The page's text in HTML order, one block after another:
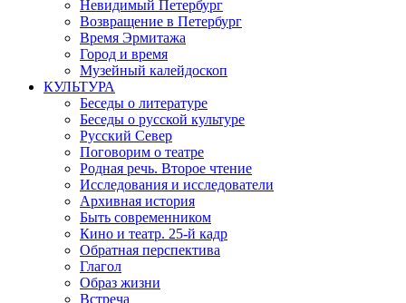
Невидимый Петербург
Возвращение в Петербург
Время Эрмитажа
Город и время
Музейный калейдоскоп
КУЛЬТУРА
Беседы о литературе
Беседы о русской культуре
Русский Север
Поговорим о театре
Родная речь. Второе чтение
Исследования и исследователи
Архивная история
Быть современником
Кино и театр. 25-й кадр
Обратная перспектива
Глагол
Образ жизни
Встреча